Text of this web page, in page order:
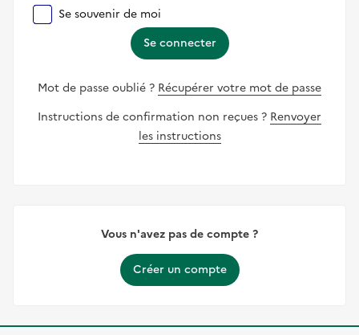
Se souvenir de moi
Se connecter
Mot de passe oublié ? Récupérer votre mot de passe
Instructions de confirmation non reçues ? Renvoyer
les instructions
Vous n'avez pas de compte ?
Créer un compte